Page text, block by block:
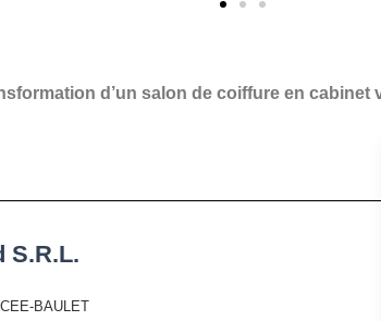
d’un salon de coiffure en cabinet
S.R.L.
BAULET